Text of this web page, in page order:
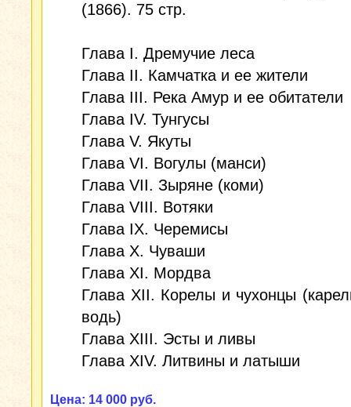
(1866). 75 стр.
Глава I. Дремучие леса
Глава II. Камчатка и ее жители
Глава III. Река Амур и ее обитатели
Глава IV. Тунгусы
Глава V. Якуты
Глава VI. Вогулы (манси)
Глава VII. Зыряне (коми)
Глава VIII. Вотяки
Глава IX. Черемисы
Глава X. Чуваши
Глава XI. Мордва
Глава XII. Корелы и чухонцы
водь)
Глава XIII. Эсты и ливы
Глава XIV. Литвины и латыши
Цена: 14 000 руб.